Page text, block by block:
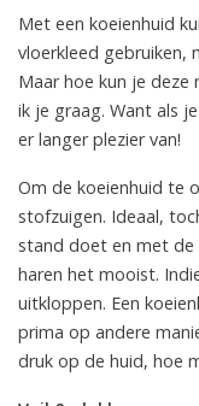
Met een koeienhuid
vloerkleed gebruiken,
Maar hoe kun je
ik je graag. Want als
er langer plezier van!
Om de koeienhuid te
stofzuigen. Ideaal,
stand doet en met de
haren het mooist.
uitkloppen. Een
prima op andere
druk op de huid, hoe